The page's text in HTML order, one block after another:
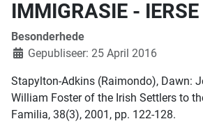
IMMIGRASIE - IERSE
Besonderhede
Gepubliseer: 25 April 2016
Stapylton-Adkins (Raimondo), Dawn:
William Foster of the Irish Settlers to
Familia, 38(3), 2001, pp. 122-128.